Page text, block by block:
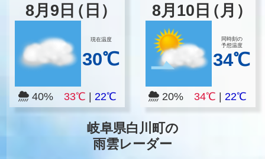
8月 9 日（日）
現在温度
30℃
40% 33℃ 22℃
8月 10 日（月）
同時刻の
予想温度
34℃
20%34℃ |22℃
岐阜県白川町の
雨雲レーダー